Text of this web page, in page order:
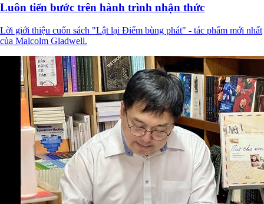
Luôn tiến bước trên hành trình nhận thức
Lời giới thiệu cuốn sách "Lật lại Điểm bùng phát" - tác phẩm mới nhất
của Malcolm Gladwell.